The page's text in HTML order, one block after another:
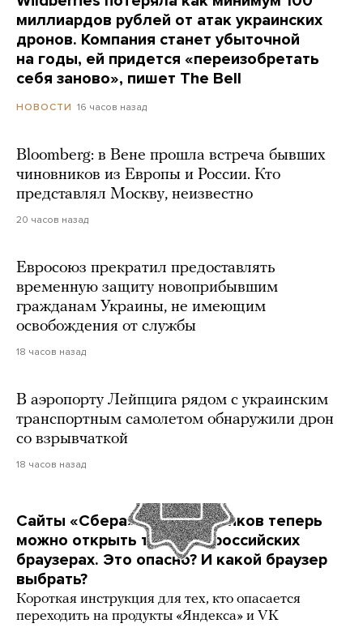
миллиардов рублей от атак украинских
дронов. Компания станет убыточной
на годы, ей придется «переизобретать
себя заново», пишет The Bell
НОВОСТИ 16 часов назад
Bloomberg: в Вене прошла встреча бывших
чиновников из Европы и России. Кто
представлял Москву, неизвестно
20 часов назад
Евросоюз прекратил предоставлять
временную защиту новоприбывшим
гражданам Украины, не имеющим
освобождения от службы
18 часов назад
В аэропорту Лейпцига рядом с украинским
транспортным самолетом обнаружили дрон
со взрывчаткой
18 часов назад
Сайты «Сбера» и других банков теперь
можно открыть только в российских
браузерах. Это опасно? И какой браузер
выбрать?
Короткая инструкция для тех, кто опасается
переходить на продукты «Яндекса» и VK